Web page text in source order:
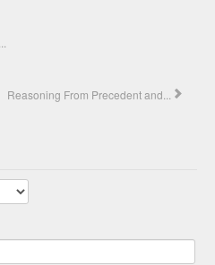
Reasoning From Precedent and...